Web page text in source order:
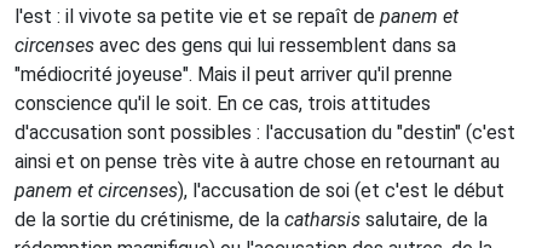
l'est : il vivote sa petite vie et se repaît de panem et
circenses avec des gens qui lui ressemblent dans sa
"médiocrité joyeuse". Mais il peut arriver qu'il prenne
conscience qu'il le soit. En ce cas, trois attitudes
d'accusation sont possibles : l'accusation du "destin" (c'est
ainsi et on pense très vite à autre chose en retournant au
panem et circenses), l'accusation de soi (et c'est le début
de la sortie du crétinisme, de la catharsis salutaire, de la